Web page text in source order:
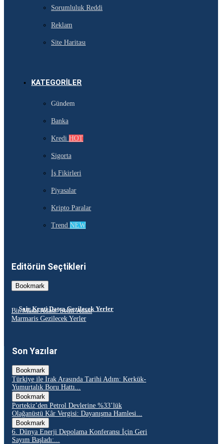
Sorumluluk Reddi
Reklam
Site Haritası
KATEGORILER
Gündem
Banka
Kredi HOT
Sigorta
İş Fikirleri
Piyasalar
Kripto Paralar
Trend NEW
Editörün Seçtikleri
Bookmark
Şair Kenti Datça Gezilecek Yerler
Bir Masal Adası: Sedir Adası
Marmaris Gezilecek Yerler
Son Yazılar
Bookmark
Türkiye ile Irak Arasında Tarihi Adım: Kerkük-
Yumurtalık Boru Hattı...
Bookmark
Portekiz’den Petrol Devlerine %33’lük
Olağanüstü Kâr Vergisi: Dayanışma Hamlesi...
Bookmark
6. Dünya Enerji Depolama Konferansı İçin Geri
Sayım Başladı:...